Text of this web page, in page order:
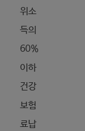
위소
득의
60%
이하
건강
보험
료납